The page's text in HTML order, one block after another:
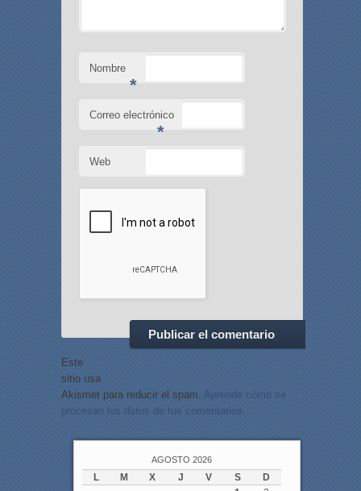
Nombre
*
Correo electrónico
*
Web
Este
sitio usa
Akismet para reducir el spam. Aprende cómo se
procesan los datos de tus comentarios.
AGOSTO 2026
L M X J V S
D